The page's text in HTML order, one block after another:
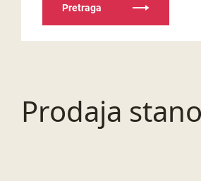
Pretraga
Prodaja